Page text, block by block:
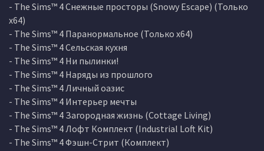
- The Sims™ 4 Снежные просторы (Snowy Escape) (Только
х64)
- The Sims™ 4 Паранормальное (Только х64)
- The Sims™ 4 Сельская кухня
- The Sims™ 4 Ни пылинки!
- The Sims™ 4 Наряды из прошлого
- The Sims™ 4 Личный оазис
- The Sims™ 4 Интерьер мечты
- The Sims™ 4 Загородная жизнь (Cottage Living)
- The Sims™ 4 Лофт Комплект (Industrial Loft Kit)
- The Sims™ 4 Фэшн-Стрит (Комплект)